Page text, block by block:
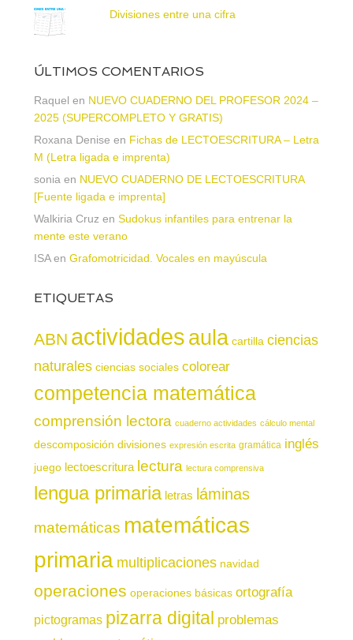
Divisiones entre una cifra
ÚLTIMOS COMENTARIOS
Raquel en NUEVO CUADERNO DEL PROFESOR 2024 –
2025 (SUPERCOMPLETO Y GRATIS)
Roxana Denise en Fichas de LECTOESCRITURA – Letra
M (Letra ligada e imprenta)
sonia en NUEVO CUADERNO DE LECTOESCRITURA
[Fuente ligada e imprenta]
Walkiria Cruz en Sudokus infantiles para entrenar la
mente este verano
ISAen Grafomotricidad. Vocales en mayúscula
ETIQUETAS
ABN actividadesaula cartilla ciencias
naturales ciencias sociales colorear
competencia matemática
comprensión lectora cuaderno actividades cálculo mental
descomposición divisiones expresión escrita gramática inglés
juego lectoescritura lectura lectura comprensiva
lengua primaria letras láminas
matemáticas matemáticas
primaria multiplicaciones navidad
operaciones operaciones básicas ortografía
pictogramas pizarra digital problemas